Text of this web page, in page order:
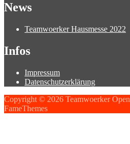
News
Teamwoerker Hausmesse 2022
Infos
Impressum
Datenschutzerklärung
Copyright © 2026 Teamwoerker Open
FameThemes